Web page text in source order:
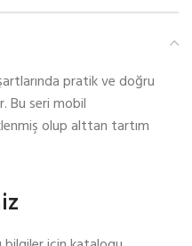
pratik ve doğru
Bu seri mobil
olup alttan tartım